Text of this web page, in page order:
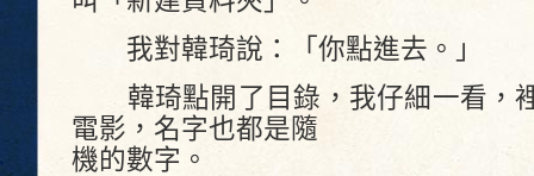
我對韓琦說：「你點進去。」
韓琦點開了目錄，我仔細一看，
電影，名字也都是隨
機的數字。